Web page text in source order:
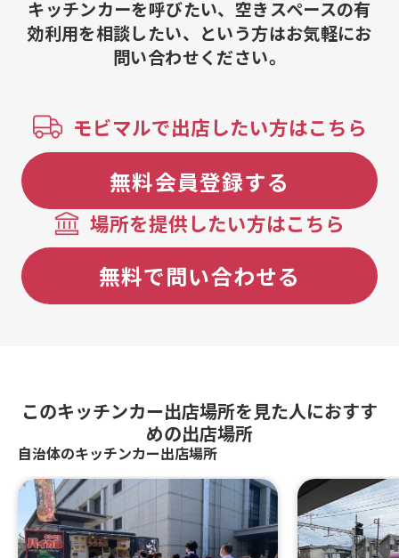
キッチンカーを呼びたい、空きスペースの有
効利用を相談したい、という方はお気軽にお
問い合わせください。
モビマルで出店したい方はこちら
無料会員登録する
場所を提供したい方はこちら
無料で問い合わせる
このキッチンカー出店場所を見た人におすす
めの出店場所
自治体のキッチンカー出店場所